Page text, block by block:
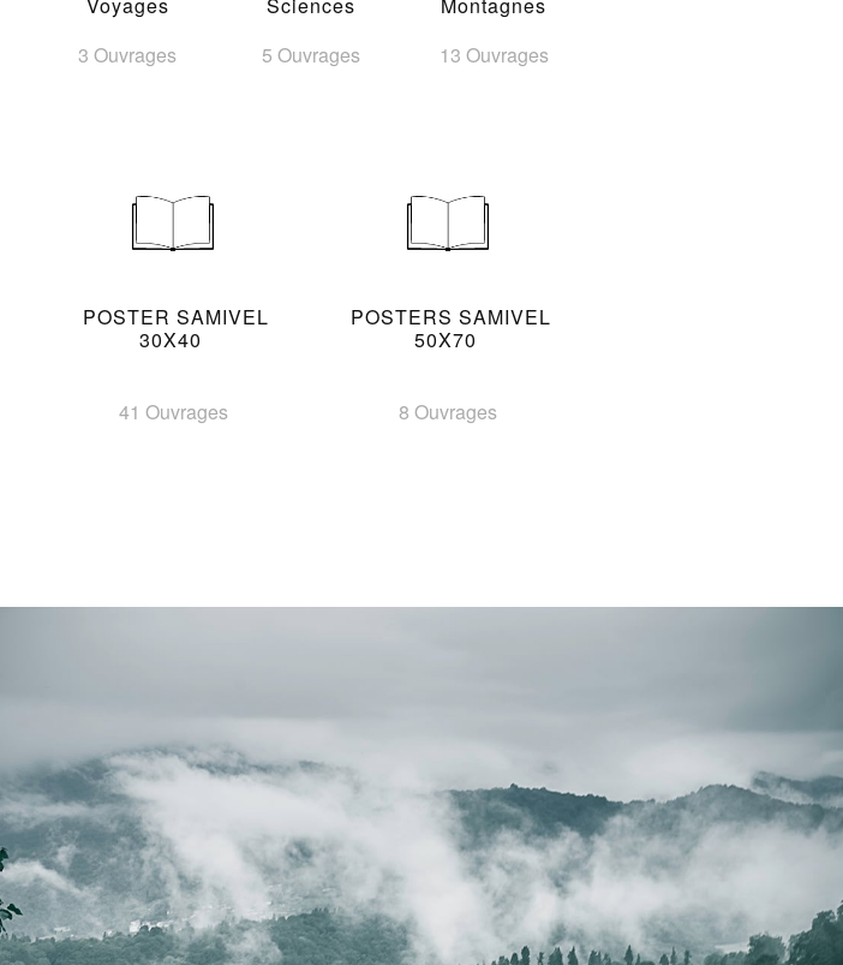
3 Ouvrages
5 Ouvrages
13 Ouvrages
POSTER SAMIVEL
30X40
41 Ouvrages
POSTERS SAMIVEL
50X70
8 Ouvrages